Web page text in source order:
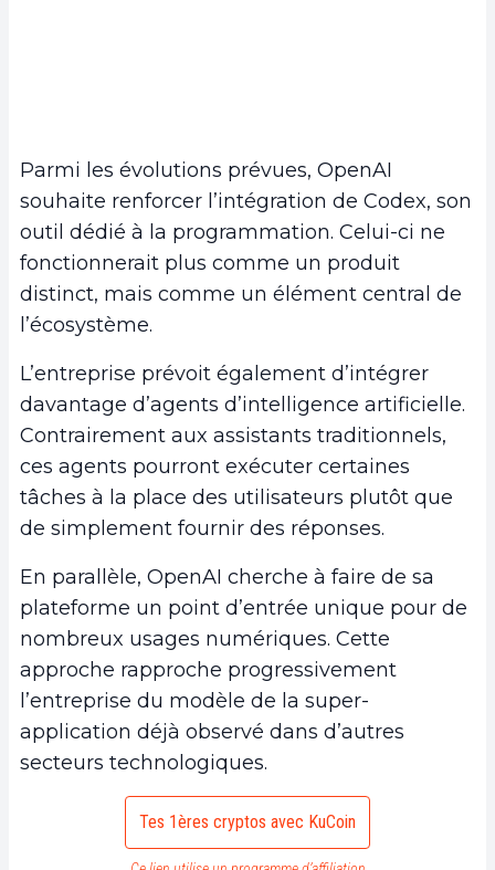
Parmi les évolutions prévues, OpenAI
souhaite renforcer l’intégration de Codex, son
outil dédié à la programmation. Celui-ci ne
fonctionnerait plus comme un produit
distinct, mais comme un élément central de
l’écosystème.
L’entreprise prévoit également d’intégrer
davantage d’agents d’intelligence artificielle.
Contrairement aux assistants traditionnels,
ces agents pourront exécuter certaines
tâches à la place des utilisateurs plutôt que
de simplement fournir des réponses.
En parallèle, OpenAI cherche à faire de sa
plateforme un point d’entrée unique pour de
nombreux usages numériques. Cette
approche rapproche progressivement
l’entreprise du modèle de la super-
application déjà observé dans d’autres
secteurs technologiques.
Tes 1ères cryptos avec KuCoin